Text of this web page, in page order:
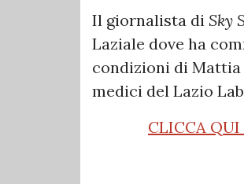
Il giornalista di Sky
Laziale dove ha
condizioni di
medici del Lazio
CLICCA QUI